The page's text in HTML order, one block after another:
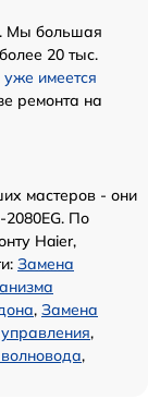
Мы большая
20 тыс.
уже имеется
ремонта на
мастеров - они
2080EG. По
Haier,
Замена
, Замена
,
,